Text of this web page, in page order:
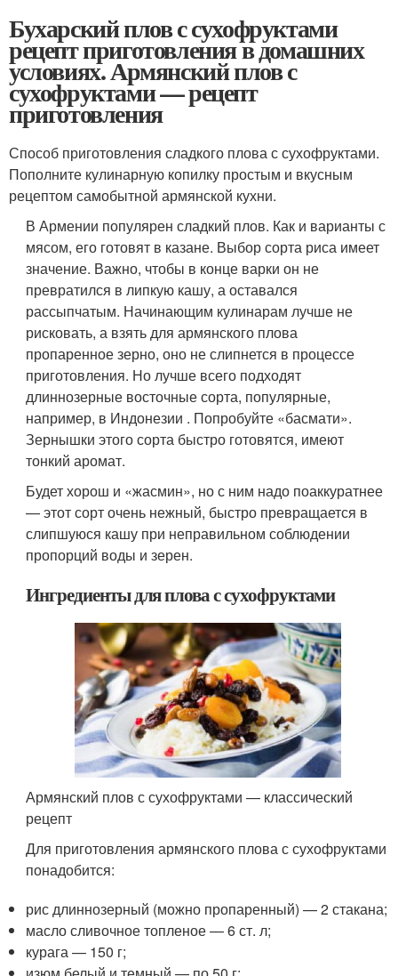
Бухарский плов с сухофруктами
рецепт приготовления в домашних
условиях. Армянский плов с
сухофруктами — рецепт
приготовления
Способ приготовления сладкого плова с сухофруктами.
Пополните кулинарную копилку простым и вкусным
рецептом самобытной армянской кухни.
В Армении популярен сладкий плов. Как и варианты с
мясом, его готовят в казане. Выбор сорта риса имеет
значение. Важно, чтобы в конце варки он не
превратился в липкую кашу, а оставался
рассыпчатым. Начинающим кулинарам лучше не
рисковать, а взять для армянского плова
пропаренное зерно, оно не слипнется в процессе
приготовления. Но лучше всего подходят
длиннозерные восточные сорта, популярные,
например, в Индонезии . Попробуйте «басмати».
Зернышки этого сорта быстро готовятся, имеют
тонкий аромат.
Будет хорош и «жасмин», но с ним надо поаккуратнее
— этот сорт очень нежный, быстро превращается в
слипшуюся кашу при неправильном соблюдении
пропорций воды и зерен.
Ингредиенты для плова с сухофруктами
Армянский плов с сухофруктами — классический
рецепт
Для приготовления армянского плова с сухофруктами
понадобится:
рис длиннозерный (можно пропаренный) — 2 стакана;
масло сливочное топленое — 6 ст. л;
курага — 150 г;